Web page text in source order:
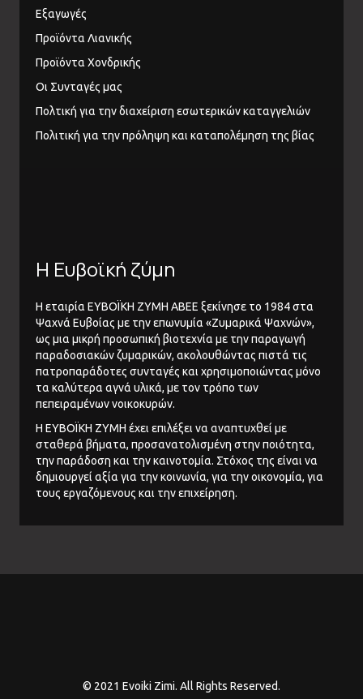
Εξαγωγές
Προϊόντα Λιανικής
Προϊόντα Χονδρικής
Οι Συνταγές μας
Πολτική για την διαχείριση εσωτερικών καταγγελιών
Πολιτική για την πρόληψη και καταπολέμηση της βίας
Η Ευβοϊκή ζύμη
Η εταιρία ΕΥΒΟΪΚΗ ΖΥΜΗ ΑΒΕΕ ξεκίνησε το 1984 στα
Ψαχνά Ευβοίας με την επωνυμία «Ζυμαρικά Ψαχνών»,
ως μια μικρή προσωπική βιοτεχνία με την παραγωγή
παραδοσιακών ζυμαρικών, ακολουθώντας πιστά τις
πατροπαράδοτες συνταγές και χρησιμοποιώντας μόνο
τα καλύτερα αγνά υλικά, με τον τρόπο των
πεπειραμένων νοικοκυρών.
Η ΕΥΒΟΪΚΗ ΖΥΜΗ έχει επιλέξει να αναπτυχθεί με
σταθερά βήματα, προσανατολισμένη στην ποιότητα,
την παράδοση και την καινοτομία. Στόχος της είναι να
δημιουργεί αξία για την κοινωνία, για την οικονομία, για
τους εργαζόμενους και την επιχείρηση.
© 2021 Evoiki Zimi. All Rights Reserved.